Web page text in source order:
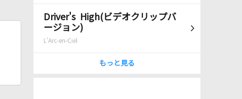
Driver's High(ビデオクリップバ
ージョン)
L'Arc-en-Ciel
もっと見る